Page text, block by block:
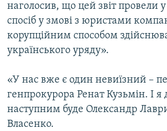
наголосив, що цей звiт провели
спосiб у змовi з юристами
корупцiйним способом
українського уряду».
«У нас вже є один невиїзний –
генпрокурора Ренат Кузьмін. І
наступним буде Олександр
Власенко.